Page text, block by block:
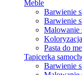
Meble
Barwienie
Barwienie
Malowanie
Pasta do
Tapicerka
Barwienie